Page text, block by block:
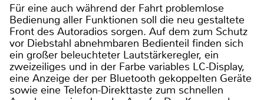
Für eine auch während der Fahrt problemlose
Bedienung aller Funktionen soll die neu gestaltete
Front des Autoradios sorgen. Auf dem zum Schutz
vor Diebstahl abnehmbaren Bedienteil finden sich
ein großer beleuchteter Lautstärkeregler, ein
zweizeiliges und in der Farbe variables LC-Display,
eine Anzeige der per Bluetooth gekoppelten Geräte
sowie eine Telefon-Direkttaste zum schnellen